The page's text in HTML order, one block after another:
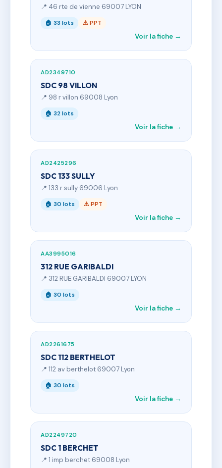
📍 46 rte de vienne 69007 LYON
🏠 33 lots ⚠ PPT
Voir la fiche →
AD2349710
SDC 98 VILLON
📍 98 r villon 69008 Lyon
🏠 32 lots
Voir la fiche →
AD2425296
SDC 133 SULLY
📍 133 r sully 69006 Lyon
🏠 30 lots ⚠ PPT
Voir la fiche →
AA3995016
312 RUE GARIBALDI
📍 312 RUE GARIBALDI 69007 LYON
🏠 30 lots
Voir la fiche →
AD2261675
SDC 112 BERTHELOT
📍 112 av berthelot 69007 Lyon
🏠 30 lots
Voir la fiche →
AD2249720
SDC 1 BERCHET
📍 1 imp berchet 69008 Lyon